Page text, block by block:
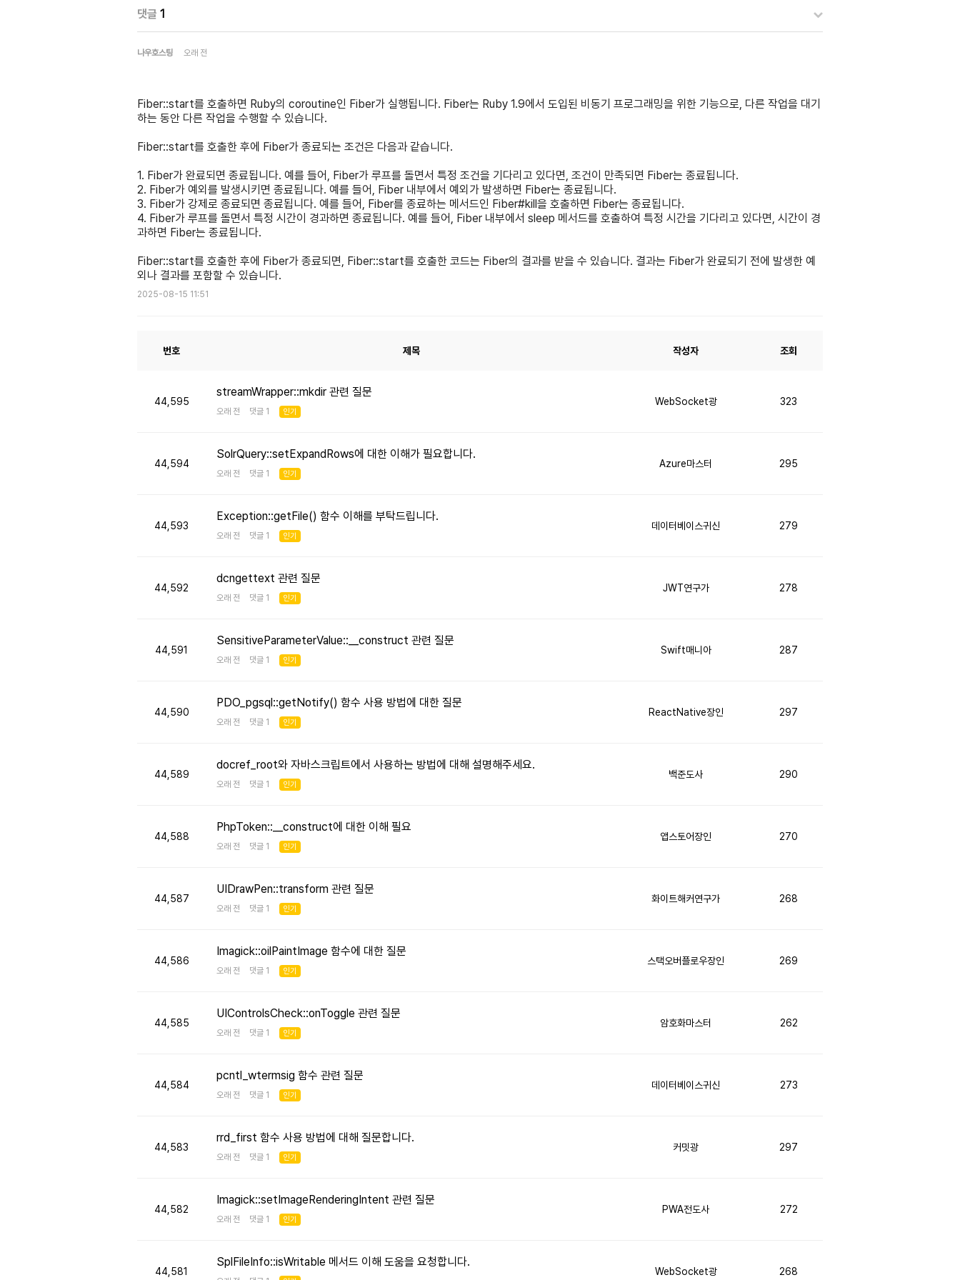
댓글 1
나우호스팅 오래 전
Fiber::start를 호출하면 Ruby의 coroutine인 Fiber가 실행됩니다. Fiber는 Ruby 1.9에서 도입된 비동기 프로그래밍을 위한 기능으로, 다른 작업을 대기
하는 동안 다른 작업을 수행할 수 있습니다.
Fiber::start를 호출한 후에 Fiber가 종료되는 조건은 다음과 같습니다.
1. Fiber가 완료되면 종료됩니다. 예를 들어, Fiber가 루프를 돌면서 특정 조건을 기다리고 있다면, 조건이 만족되면 Fiber는 종료됩니다.
2. Fiber가 예외를 발생시키면 종료됩니다. 예를 들어, Fiber 내부에서 예외가 발생하면 Fiber는 종료됩니다.
3. Fiber가 강제로 종료되면 종료됩니다. 예를 들어, Fiber를 종료하는 메서드인 Fiber#kill을 호출하면 Fiber는 종료됩니다.
4. Fiber가 루프를 돌면서 특정 시간이 경과하면 종료됩니다. 예를 들어, Fiber 내부에서 sleep 메서드를 호출하여 특정 시간을 기다리고 있다면, 시간이 경
과하면 Fiber는 종료됩니다.
Fiber::start를 호출한 후에 Fiber가 종료되면, Fiber::start를 호출한 코드는 Fiber의 결과를 받을 수 있습니다. 결과는 Fiber가 완료되기 전에 발생한 예
외나 결과를 포함할 수 있습니다.
2025-08-15 11:51
번호 제목 작성자 조회
44,595
streamWrapper::mkdir 관련 질문
오래 전 댓글 1 인기
WebSocket광 323
44,594
SolrQuery::setExpandRows에 대한 이해가 필요합니다.
오래 전 댓글 1 인기
Azure마스터 295
44,593
Exception::getFile() 함수 이해를 부탁드립니다.
오래 전 댓글 1 인기
데이터베이스귀신 279
44,592
dcngettext 관련 질문
오래 전 댓글 1 인기
JWT연구가 278
44,591
SensitiveParameterValue::__construct 관련 질문
오래 전 댓글 1 인기
Swift매니아 287
44,590
PDO_pgsql::getNotify() 함수 사용 방법에 대한 질문
오래 전 댓글 1 인기
ReactNative장인 297
44,589
docref_root와 자바스크립트에서 사용하는 방법에 대해 설명해주세요.
오래 전 댓글 1 인기
백준도사 290
44,588
PhpToken::__construct에 대한 이해 필요
오래 전 댓글 1 인기
앱스토어장인 270
44,587
UIDrawPen::transform 관련 질문
오래 전 댓글 1 인기
화이트해커연구가 268
44,586
Imagick::oilPaintImage 함수에 대한 질문
오래 전 댓글 1 인기
스택오버플로우장인 269
44,585
UIControlsCheck::onToggle 관련 질문
오래 전 댓글 1 인기
암호화마스터 262
44,584
pcntl_wtermsig 함수 관련 질문
오래 전 댓글 1 인기
데이터베이스귀신 273
44,583
rrd_first 함수 사용 방법에 대해 질문합니다.
오래 전 댓글 1 인기
커밋광 297
44,582
Imagick::setImageRenderingIntent 관련 질문
오래 전 댓글 1 인기
PWA전도사 272
44,581
SplFileInfo::isWritable 메서드 이해 도움을 요청합니다.
WebSocket광 268